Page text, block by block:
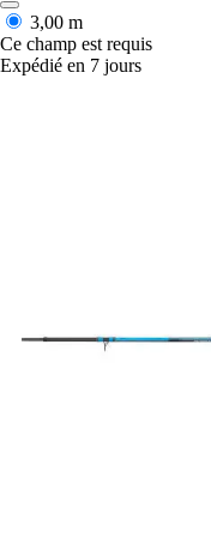
3,00 m
Ce champ est requis
Expédié en 7 jours